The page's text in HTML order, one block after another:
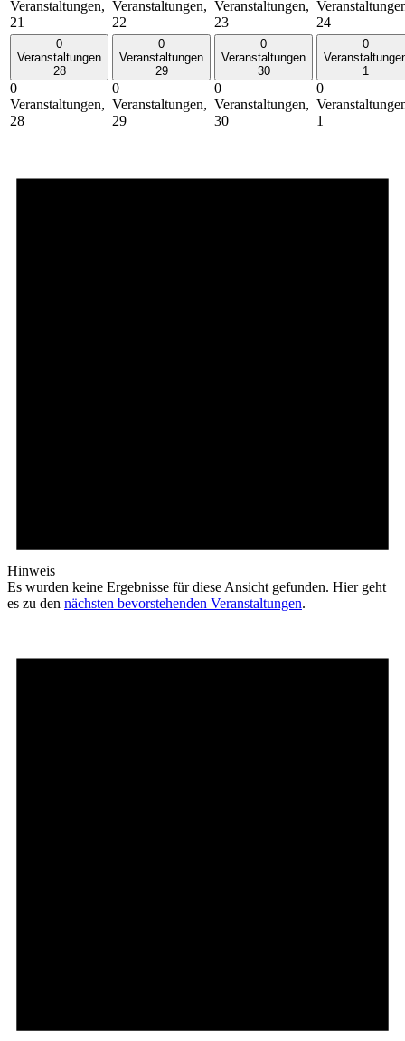
Veranstaltungen,
21
Veranstaltungen,
22
Veranstaltungen,
23
24
0
Veranstaltungen
28
0
Veranstaltungen,
28
0
Veranstaltungen
29
0
Veranstaltungen,
29
0
Veranstaltungen
30
0
Veranstaltungen,
30
0
1
0
1
Hinweis
Es wurden keine Ergebnisse für diese Ansicht gefunden. Hier geht
es zu den nächsten bevorstehenden Veranstaltungen.